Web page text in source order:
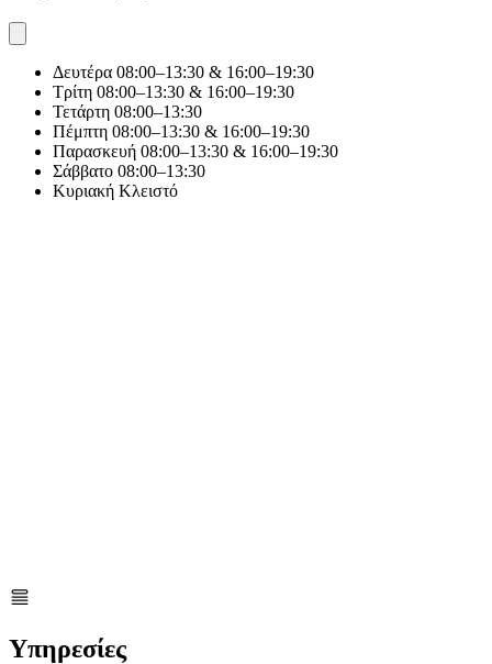
Δευτέρα 08:00–13:30 & 16:00–19:30
Τρίτη 08:00–13:30 & 16:00–19:30
Τετάρτη 08:00–13:30
Πέμπτη 08:00–13:30 & 16:00–19:30
Παρασκευή 08:00–13:30 & 16:00–19:30
Σάββατο 08:00–13:30
Κυριακή Κλειστό
Υπηρεσίες